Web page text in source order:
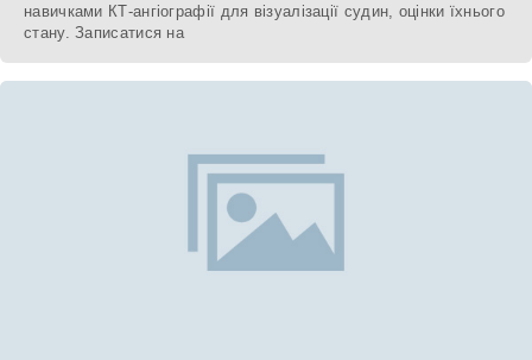
навичками КТ-ангіографії для візуалізації судин, оцінки їхнього
стану. Записатися на